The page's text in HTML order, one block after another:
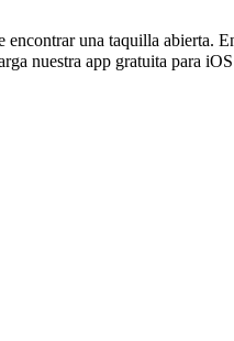
una taquilla abierta.
nuestra app gratuita para